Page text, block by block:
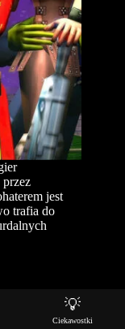
jest
trafia do
💡
Ciekawostki
przez